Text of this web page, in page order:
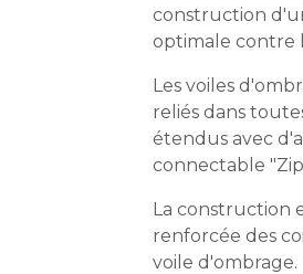
construction
optimale contre
Les voiles
reliés dans
étendus avec
connectable
La construction
renforcée des
voile d'ombrage.